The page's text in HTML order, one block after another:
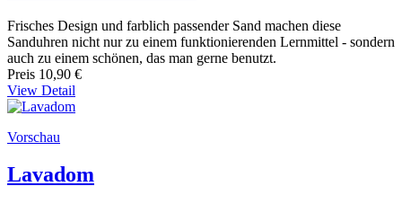
Frisches Design und farblich passender Sand machen diese
Sanduhren nicht nur zu einem funktionierenden Lernmittel - sondern
auch zu einem schönen, das man gerne benutzt.
Preis 10,90 €
View Detail
Vorschau
Lavadom